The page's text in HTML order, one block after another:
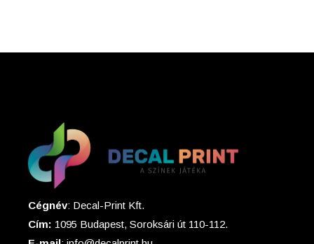
Cégnév: Decal-Print Kft.
Cím: 1095 Budapest, Soroksári út 110-112.